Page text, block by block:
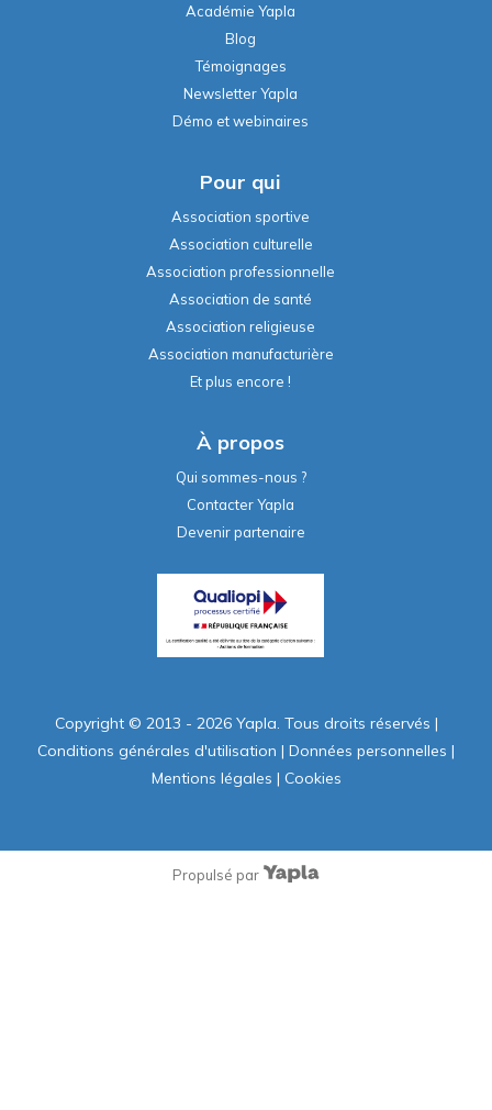
Académie Yapla
Blog
Témoignages
Newsletter Yapla
Démo et webinaires
Pour qui
Association sportive
Association culturelle
Association professionnelle
Association de santé
Association religieuse
Association manufacturière
Et plus encore !
À propos
Qui sommes-nous ?
Contacter Yapla
Devenir partenaire
Copyright © 2013 - 2026 Yapla. Tous droits réservés |
Conditions générales d'utilisation | Données personnelles |
Mentions légales | Cookies
Propulsé par